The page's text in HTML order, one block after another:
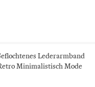
Lederarmband
Minimalistisch Mode